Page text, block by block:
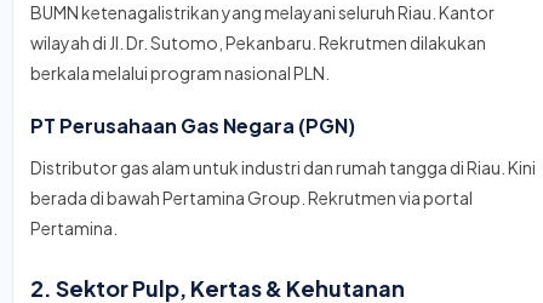
BUMN ketenagalistrikan yang melayani seluruh Riau. Kantor
wilayah di Jl. Dr. Sutomo, Pekanbaru. Rekrutmen dilakukan
berkala melalui program nasional PLN.
PT Perusahaan Gas Negara (PGN)
Distributor gas alam untuk industri dan rumah tangga di Riau. Kini
berada di bawah Pertamina Group. Rekrutmen via portal
Pertamina.
2. Sektor Pulp, Kertas & Kehutanan